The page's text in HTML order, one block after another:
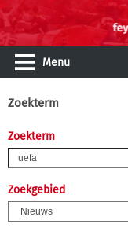
Menu
Zoekterm
Zoekterm
Zoekgebied